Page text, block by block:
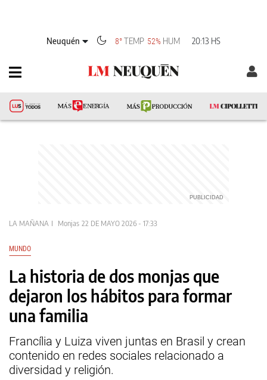
Neuquén 8°TEMP 52% HUM 20:13 HS
LA MAÑANA Monjas 22 DE MAYO 2026 - 17:33
MUNDO
La historia de dos monjas que
dejaron los hábitos para formar
una familia
Francília y Luiza viven juntas en Brasil y crean
contenido en redes sociales relacionado a
diversidad y religión.